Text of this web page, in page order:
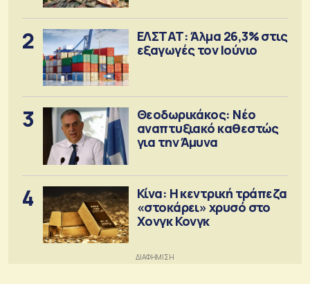
2
ΕΛΣΤΑΤ: Άλμα 26,3% στις
εξαγωγές τον Ιούνιο
3
Θεοδωρικάκος: Νέο
αναπτυξιακό καθεστώς
για την Άμυνα
4
Κίνα: Η κεντρική τράπεζα
«στοκάρει» χρυσό στο
Χονγκ Κονγκ